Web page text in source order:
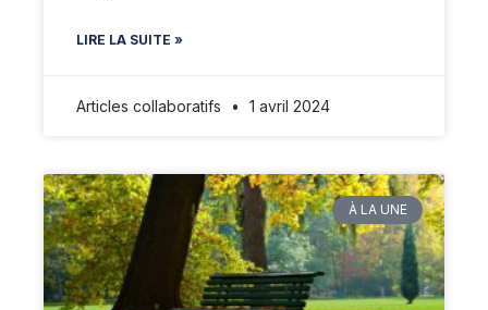
LIRE LA SUITE »
Articles collaboratifs 1 avril 2024
À LA UNE